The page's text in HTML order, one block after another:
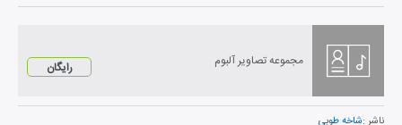
مجموعه تصاویر آلبوم رایگان
ناشر :شاخه طوبی